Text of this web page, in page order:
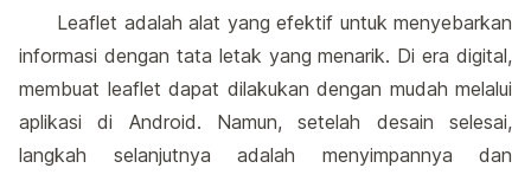
Leaflet adalah alat yang efektif untuk menyebarkan
informasi dengan tata letak yang menarik. Di era digital,
membuat leaflet dapat dilakukan dengan mudah melalui
aplikasi di Android. Namun, setelah desain selesai,
langkah selanjutnya adalah menyimpannya dan